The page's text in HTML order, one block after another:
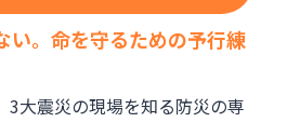
い。命を守るための予行練
大震災の現場を知る防災の専